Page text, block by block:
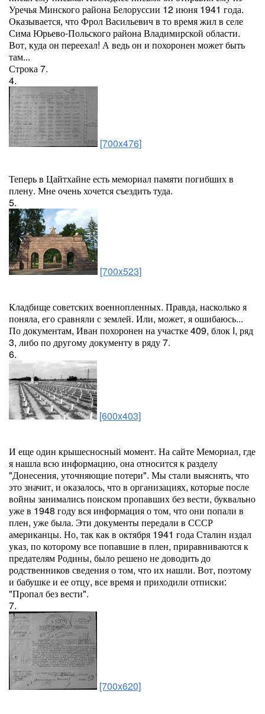
Уречья Минского района Белоруссии 12 июня 1941 года.
Оказывается, что Фрол Васильевич в то время жил в селе
Сима Юрьево-Польского района Владимирской области.
Вот, куда он переехал! А ведь он и похоронен может быть
там...
Строка 7.
4.
[700x476]
Теперь в Цайтхайне есть мемориал памяти погибших в
плену. Мне очень хочется съездить туда.
5.
[700x523]
Кладбище советских военнопленных. Правда, насколько я
поняла, его сравняли с землей. Или, может, я ошибаюсь...
По документам, Иван похоронен на участке 409, блок I, ряд
3, либо по другому документу в ряду 7.
6.
[600x403]
И еще один крышесносный момент. На сайте Мемориал, где
я нашла всю информацию, она относится к разделу
"Донесения, уточняющие потери". Мы стали выяснять, что
это значит, и оказалось, что в организациях, которые после
войны занимались поиском пропавших без вести, буквально
уже в 1948 году вся информация о том, что они попали в
плен, уже была. Эти документы передали в СССР
американцы. Но, так как в октября 1941 года Сталин издал
указ, по которому все попавшие в плен, приравниваются к
предателям Родины, было решено не доводить до
родственников сведения о том, что их нашли. Вот, поэтому
и бабушке и ее отцу, все время и приходили отписки:
"Пропал без вести".
7.
[700x620]